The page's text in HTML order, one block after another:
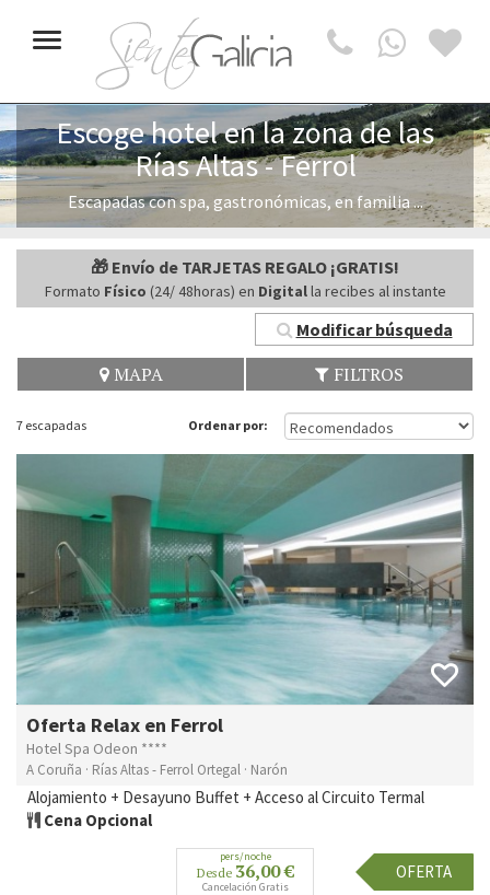
Toggle
navigation
Escoge hotel en la zona de las
Rías Altas - Ferrol
Escapadas con spa, gastronómicas, en familia ...
🎁 Envío de TARJETAS REGALO ¡GRATIS!
Formato Físico (24/ 48horas) en Digitalla recibes al instante
Modificar búsqueda
MAPA FILTROS
7 escapadas Ordenar por:
Oferta Relax en Ferrol
Hotel Spa Odeon ****
A Coruña · Rías Altas - Ferrol Ortegal · Narón
Alojamiento + Desayuno Buffet + Acceso al Circuito Termal
Cena Opcional
pers/noche
Desde 36,00 €
Cancelación Gratis
OFERTA